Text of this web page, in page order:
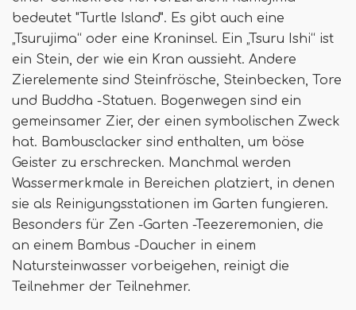
bedeutet "Turtle Island". Es gibt auch eine
„Tsurujima“ oder eine Kraninsel. Ein „Tsuru Ishi“ ist
ein Stein, der wie ein Kran aussieht. Andere
Zierelemente sind Steinfrösche, Steinbecken, Tore
und Buddha -Statuen. Bogenwegen sind ein
gemeinsamer Zier, der einen symbolischen Zweck
hat. Bambusclacker sind enthalten, um böse
Geister zu erschrecken. Manchmal werden
Wassermerkmale in Bereichen platziert, in denen
sie als Reinigungsstationen im Garten fungieren.
Besonders für Zen -Garten -Teezeremonien, die
an einem Bambus -Daucher in einem
Natursteinwasser vorbeigehen, reinigt die
Teilnehmer der Teilnehmer.